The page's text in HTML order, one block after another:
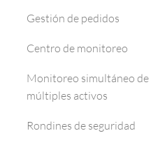
Gestión de pedidos
Centro de monitoreo
Monitoreo simultáneo de
múltiples activos
Rondines de seguridad